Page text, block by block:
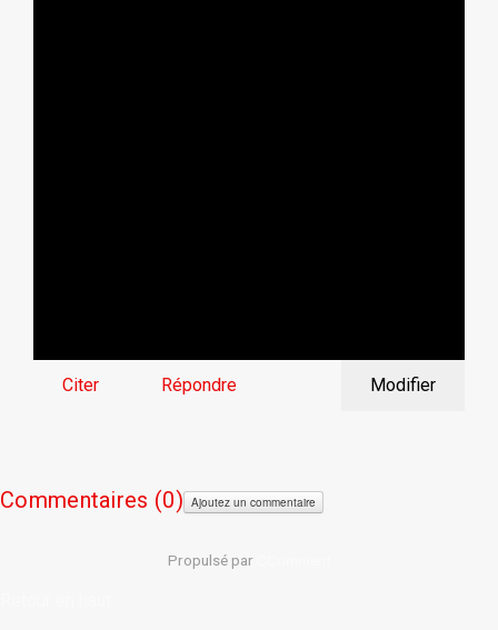
Citer Répondre Modifier
Commentaires (0) Ajoutez un commentaire
Propulsé par